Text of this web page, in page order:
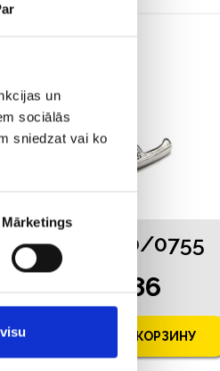
un
sociālās
sniedzat vai ko
Mārketings
Кулон 20/0755
€ 7.86
ДОБАВИТЬ В КОРЗИНУ